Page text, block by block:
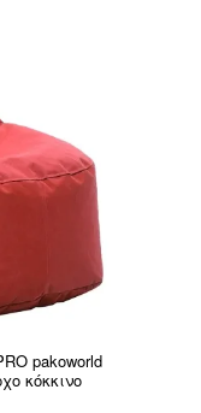
pakoworld
κόκκινο